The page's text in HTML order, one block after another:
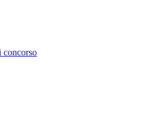
concorso